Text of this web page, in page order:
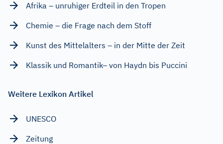
Afrika – unruhiger Erdteil in den Tropen
Chemie – die Frage nach dem Stoff
Kunst des Mittelalters – in der Mitte der Zeit
Klassik und Romantik– von Haydn bis Puccini
Weitere Lexikon Artikel
UNESCO
Zeitung